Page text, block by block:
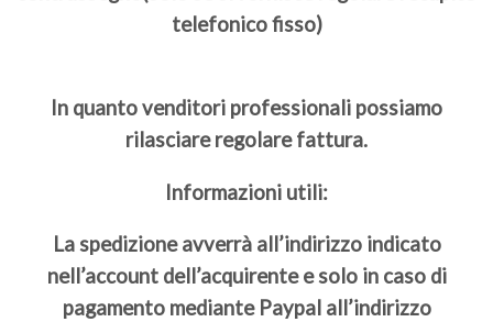
telefonico fisso)
In quanto venditori professionali possiamo
rilasciare regolare fattura.
Informazioni utili:
La spedizione avverrà all’indirizzo indicato
nell’account dell’acquirente e solo in caso di
pagamento mediante Paypal all’indirizzo